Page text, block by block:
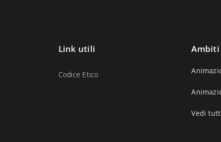
Link utili
Codice Etico
Ambiti
Vedi